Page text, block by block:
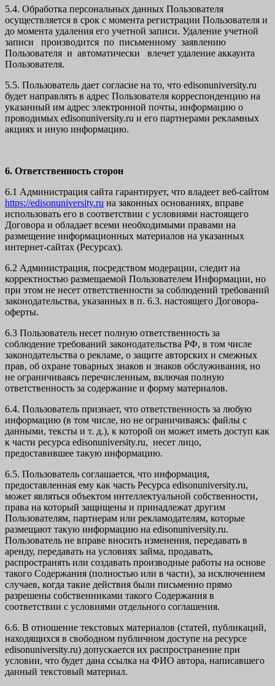
5.4. Обработка персональных данных Пользователя
осуществляется в срок с момента регистрации Пользователя и
до момента удаления его учетной записи. Удаление учетной
записи производится по письменному заявлению
Пользователя и автоматически влечет удаление аккаунта
Пользователя.
5.5. Пользователь дает согласие на то, что edisonuniversity.ru
будет направлять в адрес Пользователя корреспонденцию на
указанный им адрес электронной почты, информацию о
проводимых edisonuniversity.ru и его партнерами рекламных
акциях и иную информацию.
6. Ответственность сторон
6.1 Администрация сайта гарантирует, что владеет веб-сайтом
https://edisonuniversity.ru на законных основаниях, вправе
использовать его в соответствии с условиями настоящего
Договора и обладает всеми необходимыми правами на
размещение информационных материалов на указанных
интернет-сайтах (Ресурсах).
6.2 Администрация, посредством модерации, следит на
корректностью размещаемой Пользователем Информации, но
при этом не несет ответственности за соблюдений требований
законодательства, указанных в п. 6.3. настоящего Договора-
оферты.
6.3 Пользователь несет полную ответственность за
соблюдение требований законодательства РФ, в том числе
законодательства о рекламе, о защите авторских и смежных
прав, об охране товарных знаков и знаков обслуживания, но
не ограничиваясь перечисленным, включая полную
ответственность за содержание и форму материалов.
6.4. Пользователь признает, что ответственность за любую
информацию (в том числе, но не ограничиваясь: файлы с
данными, тексты и т. д.), к которой он может иметь доступ как
к части ресурса edisonuniversity.ru, несет лицо,
предоставившее такую информацию.
6.5. Пользователь соглашается, что информация,
предоставленная ему как часть Ресурса edisonuniversity.ru,
может являться объектом интеллектуальной собственности,
права на который защищены и принадлежат другим
Пользователям, партнерам или рекламодателям, которые
размещают такую информацию на edisonuniversity.ru.
Пользователь не вправе вносить изменения, передавать в
аренду, передавать на условиях займа, продавать,
распространять или создавать производные работы на основе
такого Содержания (полностью или в части), за исключением
случаев, когда такие действия были письменно прямо
разрешены собственниками такого Содержания в
соответствии с условиями отдельного соглашения.
6.6. В отношение текстовых материалов (статей, публикаций,
находящихся в свободном публичном доступе на ресурсе
edisonuniversity.ru) допускается их распространение при
условии, что будет дана ссылка на ФИО автора, написавшего
данный текстовый материал.